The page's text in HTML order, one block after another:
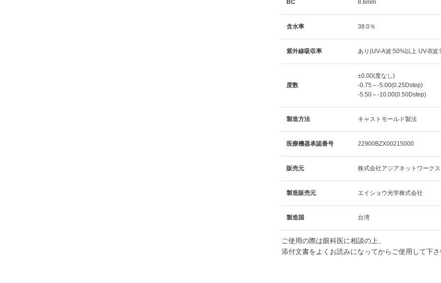
BC 8.6mm
含水率 38.0％
紫外線吸収率 あり(UV-A波:50%以上 UV-B波
度数
±0.00(度なし)
-0.75～-5.00(0.25Dstep)
-5.50～-10.00(0.50Dstep)
製造方法 キャストモールド製法
医療機器承認番号 22900BZX00215000
販売元 株式会社アジアネットワークス
製造販売元 エイショウ光学株式会社
製造国 台湾
ご使用の際は眼科医に相談の上、
添付文書をよくお読みになってからご使用して下さ